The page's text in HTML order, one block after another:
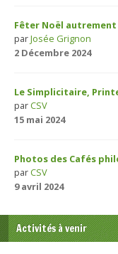
Fêter Noël autrement
parJosée Grignon
2 Décembre 2024
Le Simplicitaire,
par CSV
15 mai 2024
Photos des Cafés
par CSV
9 avril 2024
Activités à venir